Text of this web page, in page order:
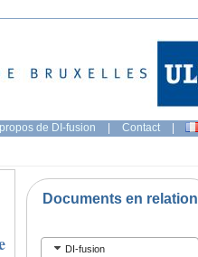
de DI-fusion | Contact |
Documents en relation
DI-fusion